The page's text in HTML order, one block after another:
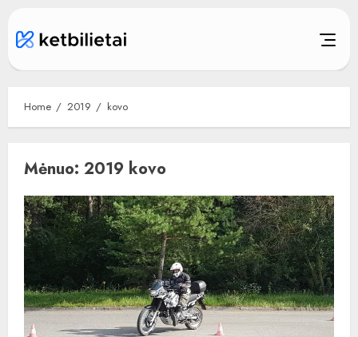
content
Home 2019 kovo
Mėnuo: 2019 kovo